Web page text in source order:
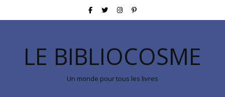
LE BIBLIOCOSME
Un monde pour tous les livres